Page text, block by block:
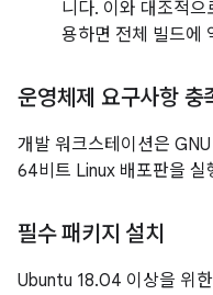
니다. 이와 대조적
용하면 전체 빌드에
운영체제 요구사항 충
개발 워크스테이션은
64비트 Linux 배포판을 실
필수 패키지 설치
Ubuntu 18.04 이상을 위